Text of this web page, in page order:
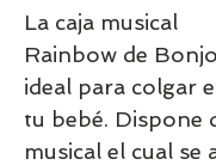
La caja musical
Rainbow de
ideal para colgar
tu bebé. Dispone
musical el cual se